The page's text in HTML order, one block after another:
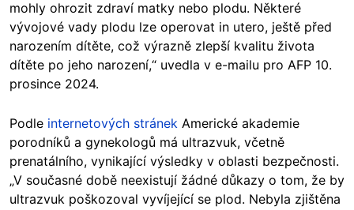
mohly ohrozit zdraví matky nebo plodu. Některé
vývojové vady plodu lze operovat in utero, ještě před
narozením dítěte, což výrazně zlepší kvalitu života
dítěte po jeho narození,“ uvedla v e-mailu pro AFP 10.
prosince 2024.
Podle internetových stránek Americké akademie
porodníků a gynekologů má ultrazvuk, včetně
prenatálního, vynikající výsledky v oblasti bezpečnosti.
„V současné době neexistují žádné důkazy o tom, že by
ultrazvuk poškozoval vyvíjející se plod. Nebyla zjištěna